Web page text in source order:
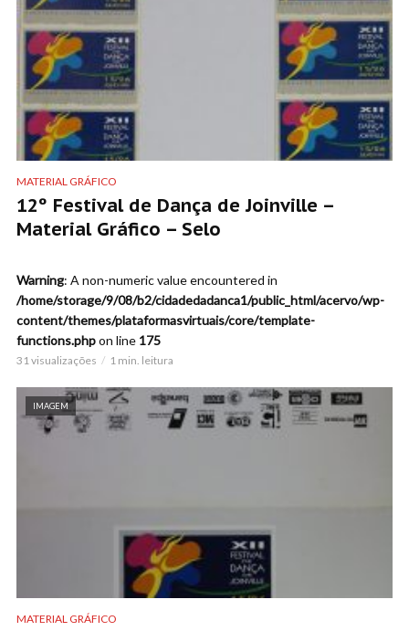
MATERIAL GRÁFICO
12º Festival de Dança de Joinville –
Material Gráfico – Selo
Warning: A non-numeric value encountered in
/home/storage/9/08/b2/cidadedadanca1/public_html/acervo/wp-
content/themes/plataformasvirtuais/core/template-
functions.phpon line 175
31 visualizações 1 min. leitura
IMAGEM
MATERIAL GRÁFICO